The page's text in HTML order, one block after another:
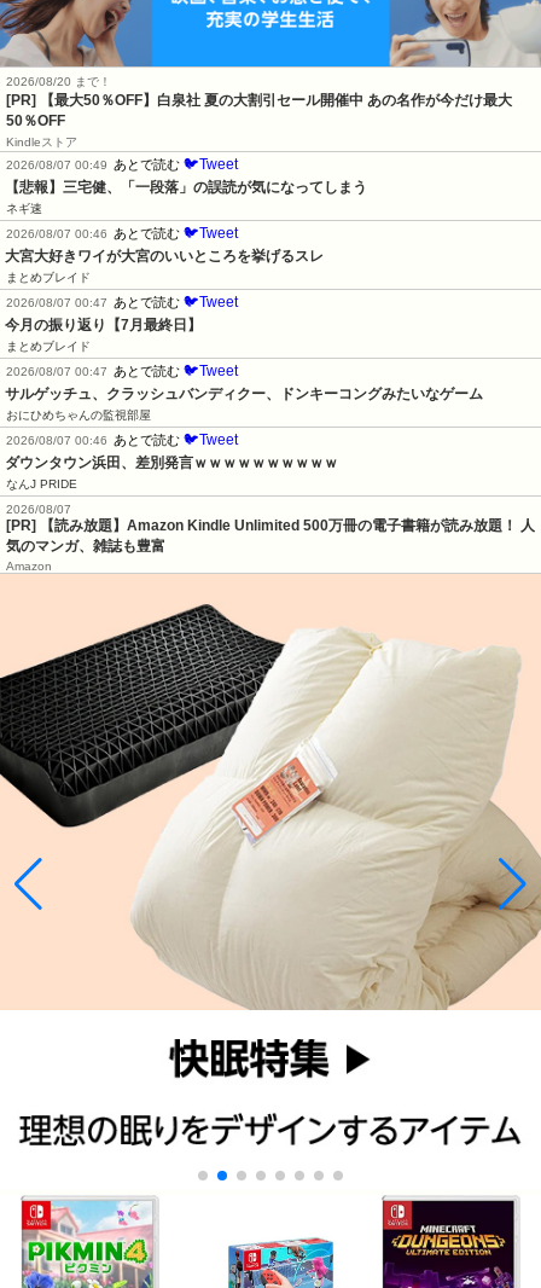
2026/08/20 まで！
[PR]
【最大50％OFF】白泉社 夏の大割引セール開催中 あの名作が今だけ最大
50％OFF
Kindleストア
2026/08/07 00:49
あとで読む 🐦Tweet
【悲報】三宅健、「一段落」の誤読が気になってしまう
ネギ速
2026/08/07 00:46
あとで読む 🐦Tweet
大宮大好きワイが大宮のいいところを挙げるスレ
まとめブレイド
2026/08/07 00:47
あとで読む 🐦Tweet
今月の振り返り【7月最終日】
まとめブレイド
2026/08/07 00:47
あとで読む 🐦Tweet
サルゲッチュ、クラッシュバンディクー、ドンキーコングみたいなゲーム
おにひめちゃんの監視部屋
2026/08/07 00:46
あとで読む 🐦Tweet
ダウンタウン浜田、差別発言ｗｗｗｗｗｗｗｗｗｗ
なんJ PRIDE
2026/08/07
[PR] 【読み放題】Amazon Kindle Unlimited 500万冊の電子書籍が読み放題！ 人
気のマンガ、雑誌も豊富
Amazon